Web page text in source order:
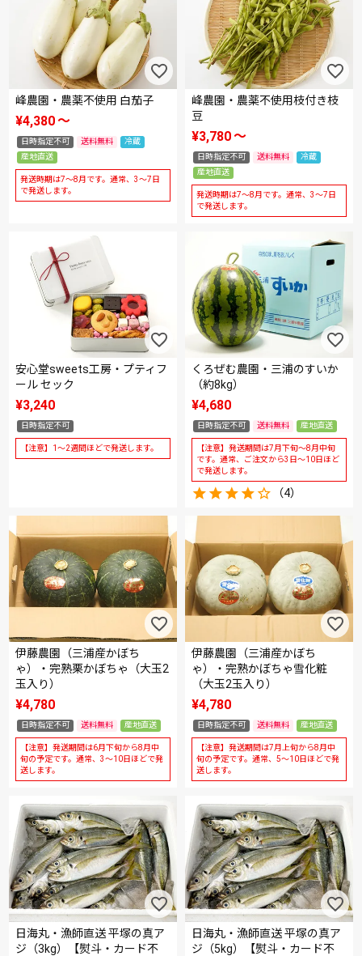
峰農園・農薬不使用 白茄子
¥4,380〜
日時指定不可 送料無料
冷蔵
産地直送
発送時期は7～8月です。通常、3～7日
で発送します。
峰農園・農薬不使用枝付き枝
豆
¥3,780〜
日時指定不可 送料無料
冷蔵
産地直送
発送時期は7～8月です。通常、3～7日
で発送します。
安心堂sweets工房・プティフ
ール セック
¥3,240
日時指定不可
【注意】1～2週間ほどで発送します。
くろぜむ農園・三浦のすいか
（約8kg）
¥4,680
日時指定不可 送料無料 産地直送
【注意】発送期間は7月下旬～8月中旬
です。通常、ご注文から3日～10日ほど
で発送します。
（4）
伊藤農園（三浦産かぼち
ゃ）・完熟栗かぼちゃ（大玉2
玉入り）
¥4,780
日時指定不可 送料無料 産地直送
【注意】発送期間は6月下旬から8月中
旬の予定です。通常、3～10日ほどで発
送します。
伊藤農園（三浦産かぼち
ゃ）・完熟かぼちゃ雪化粧
（大玉2玉入り）
¥4,780
日時指定不可 送料無料 産地直送
【注意】発送期間は7月上旬から8月中
旬の予定です。通常、5～10日ほどで発
送します。
日海丸・漁師直送 平塚の真ア
ジ（3kg）【熨斗・カード不
日海丸・漁師直送 平塚の真ア
ジ（5kg）【熨斗・カード不